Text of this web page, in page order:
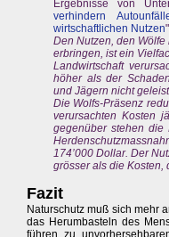
Ergebnisse von
verhindern
wirtschaftlichen Nutzen
Den Nutzen, den
erbringen, ist ein
Landwirtschaft
höher als der
und Jägern nicht
Die Wolfs-Präsenz
verursachten Kosten
gegenüber stehen
174’000 Dollar. Der
grösser als die Kosten,
Fazit
Naturschutz muß sich mehr
das Herumbasteln des